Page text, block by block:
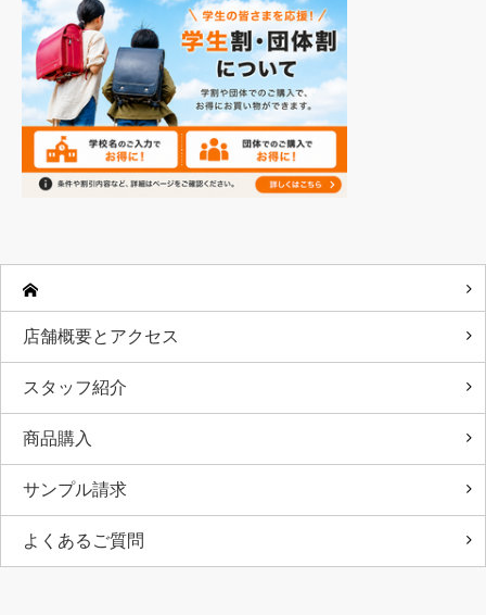
店舗概要とアクセス
スタッフ紹介
商品購入
サンプル請求
よくあるご質問